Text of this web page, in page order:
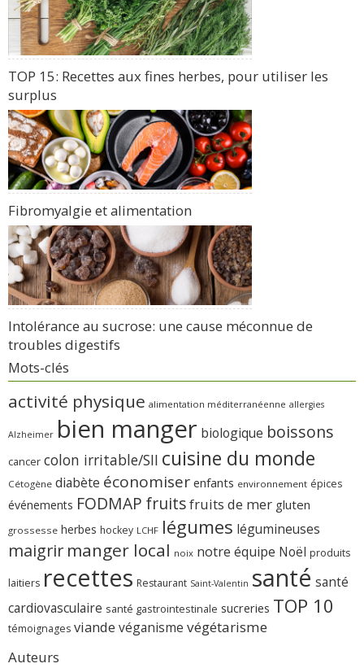
TOP 15: Recettes aux fines herbes, pour utiliser les
surplus
Fibromyalgie et alimentation
Intolérance au sucrose: une cause méconnue de
troubles digestifs
Mots-clés
activité physique alimentation méditerranéenne allergies
Alzheimer bien manger biologique boissons
cancer colon irritable/SII cuisine du monde
Cétogène diabète économiser enfants environnement épices
événements FODMAP fruitsfruits de mer gluten
grossesse herbes hockey LCHF légumes légumineuses
maigrir manger local noix notre équipe Noël produits
laitiers recettes Restaurant Saint-Valentin santé santé
cardiovasculaire santé gastrointestinale sucreries TOP 10
témoignages viande véganisme végétarisme
Auteurs